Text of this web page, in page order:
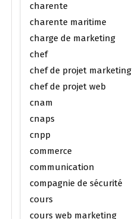
charente
charente maritime
charge de marketing
chef
chef de projet marketing
chef de projet web
cnam
cnaps
cnpp
commerce
communication
compagnie de sécurité
cours
cours web marketing